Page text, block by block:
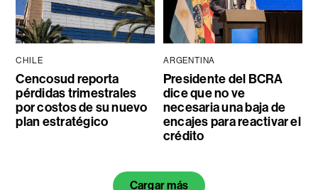
CHILE
Cencosud reporta
pérdidas trimestrales
por costos de su nuevo
plan estratégico
ARGENTINA
Presidente del BCRA
dice que no ve
necesaria una baja de
encajes para reactivar el
crédito
Cargar más